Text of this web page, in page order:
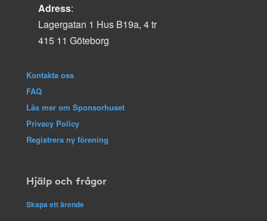
Adress:
Lagergatan 1 Hus B19a, 4 tr
415 11 Göteborg
Kontakta oss
FAQ
Läs mer om Sponsorhuset
Privacy Policy
Registrera ny förening
Hjälp och frågor
Skapa ett ärende